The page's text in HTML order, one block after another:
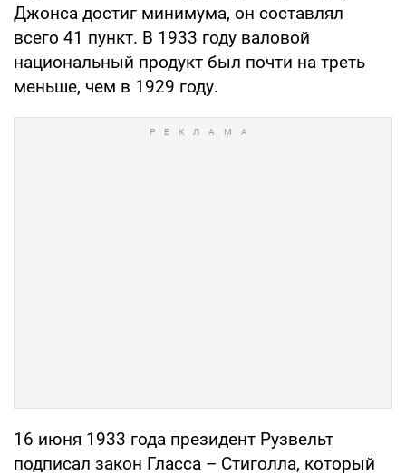
Джонса достиг минимума, он составлял
всего 41 пункт. В 1933 году валовой
национальный продукт был почти на треть
меньше, чем в 1929 году.
16 июня 1933 года президент Рузвельт
подписал закон Гласса – Стиголла, который